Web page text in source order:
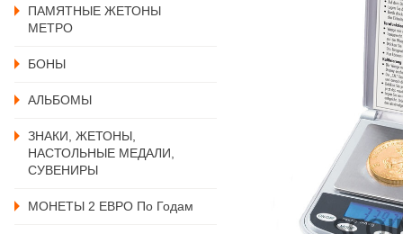
ПАМЯТНЫЕ ЖЕТОНЫ
МЕТРО
БОНЫ
АЛЬБОМЫ
ЗНАКИ, ЖЕТОНЫ,
НАСТОЛЬНЫЕ МЕДАЛИ,
СУВЕНИРЫ
МОНЕТЫ 2 ЕВРО По Годам